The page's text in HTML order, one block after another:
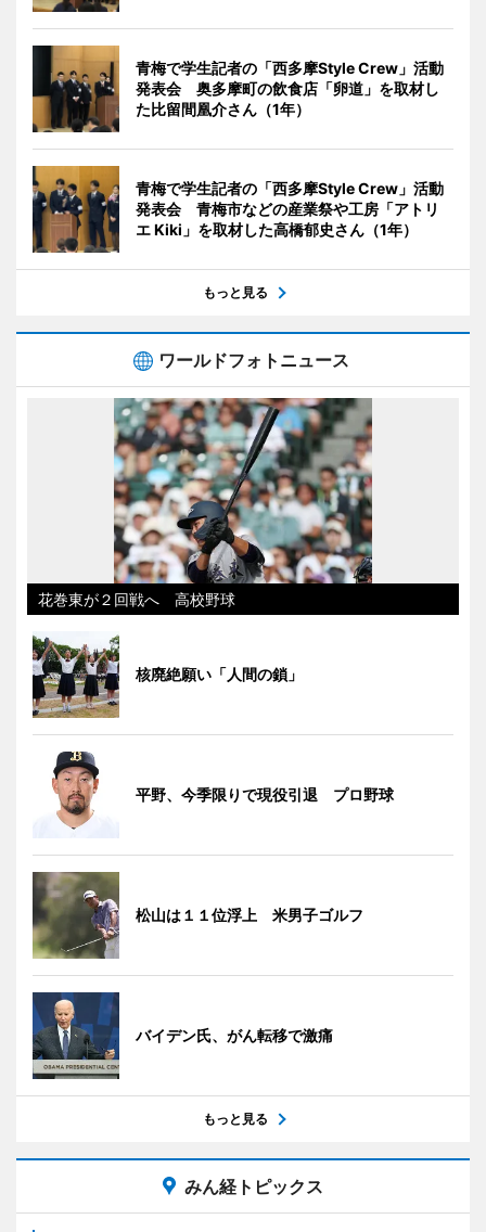
青梅で学生記者の「西多摩Style Crew」活動
発表会 奥多摩町の飲食店「卵道」を取材し
た比留間凰介さん（1年）
青梅で学生記者の「西多摩Style Crew」活動
発表会 青梅市などの産業祭や工房「アトリ
エ Kiki」を取材した高橋郁史さん（1年）
もっと見る
ワールドフォトニュース
花巻東が２回戦へ 高校野球
核廃絶願い「人間の鎖」
平野、今季限りで現役引退 プロ野球
松山は１１位浮上 米男子ゴルフ
バイデン氏、がん転移で激痛
もっと見る
みん経トピックス